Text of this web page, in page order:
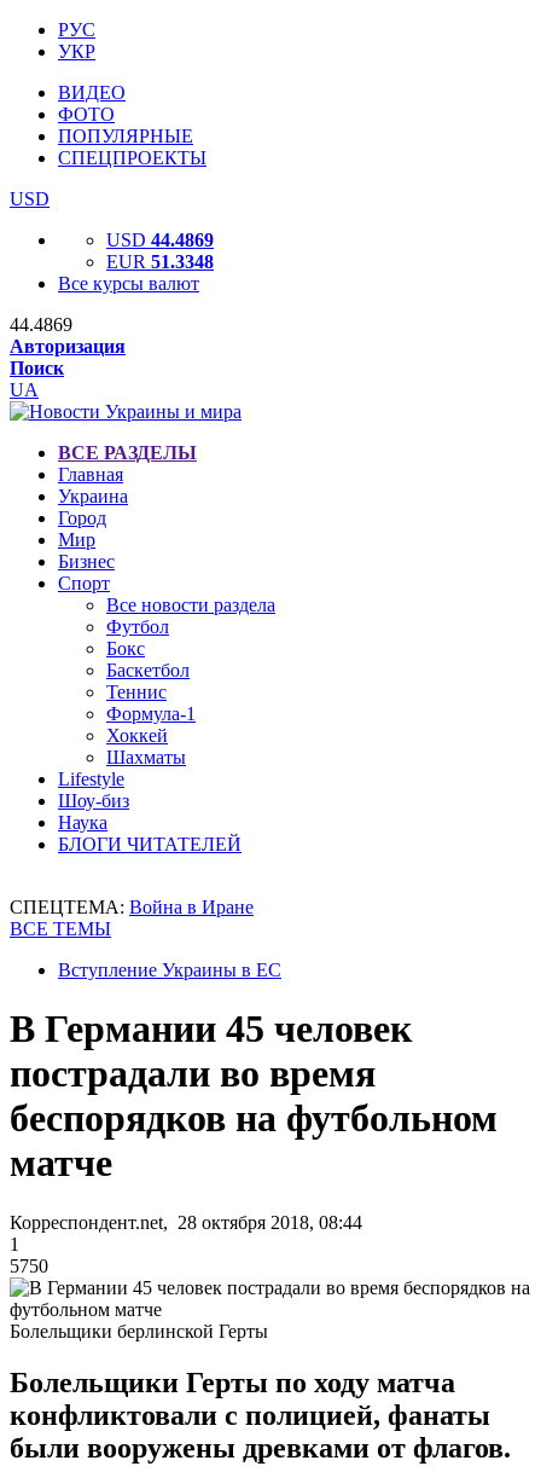
РУС
УКР
ВИДЕО
ФОТО
ПОПУЛЯРНЫЕ
СПЕЦПРОЕКТЫ
USD
USD 44.4869
EUR 51.3348
Все курсы валют
44.4869
Авторизация
Поиск
UA
ВСЕ РАЗДЕЛЫ
Главная
Украина
Город
Мир
Бизнес
Спорт
Все новости раздела
Футбол
Бокс
Баскетбол
Теннис
Формула-1
Хоккей
Шахматы
Lifestyle
Шоу-биз
Наука
БЛОГИ ЧИТАТЕЛЕЙ
СПЕЦТЕМА: Война в Иране
ВСЕ ТЕМЫ
Вступление Украины в ЕС
В Германии 45 человек
пострадали во время
беспорядков на футбольном
матче
Корреспондент.net, 28 октября 2018, 08:44
1
5750
Болельщики берлинской Герты
Болельщики Герты по ходу матча
конфликтовали с полицией, фанаты
были вооружены древками от флагов.